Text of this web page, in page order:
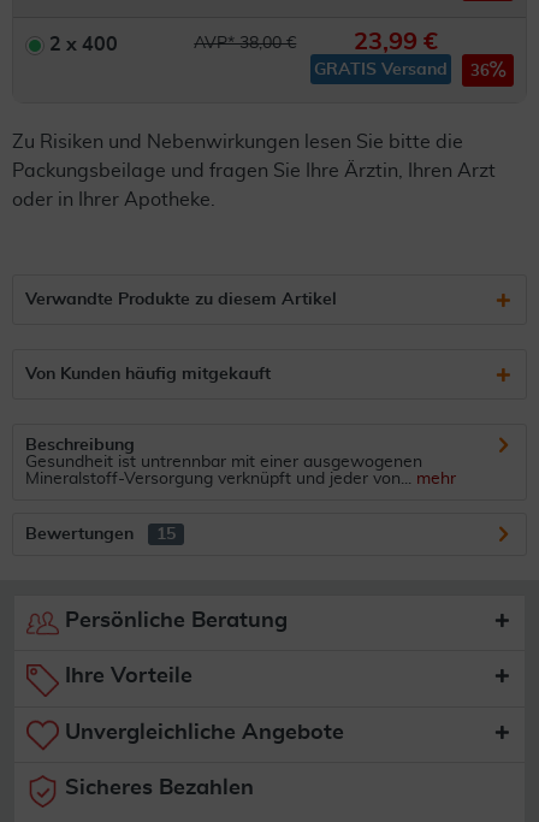
2 x 400 AVP* 38,00 € 23,99 €
GRATIS Versand 36
Zu Risiken und Nebenwirkungen lesen Sie bitte die
Packungsbeilage und fragen Sie Ihre Ärztin, Ihren Arzt
oder in Ihrer Apotheke.
Verwandte Produkte zu diesem Artikel
Von Kunden häufig mitgekauft
Beschreibung
Gesundheit ist untrennbar mit einer ausgewogenen
Mineralstoff-Versorgung verknüpft und jeder von... mehr
Bewertungen 15
Persönliche Beratung
Ihre Vorteile
Unvergleichliche Angebote
Sicheres Bezahlen